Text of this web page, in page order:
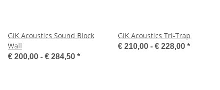
GIK Acoustics Sound Block
Wall
€ 200,00 - € 284,50 *
GIK Acoustics Tri-Trap
€ 210,00 - € 228,00 *